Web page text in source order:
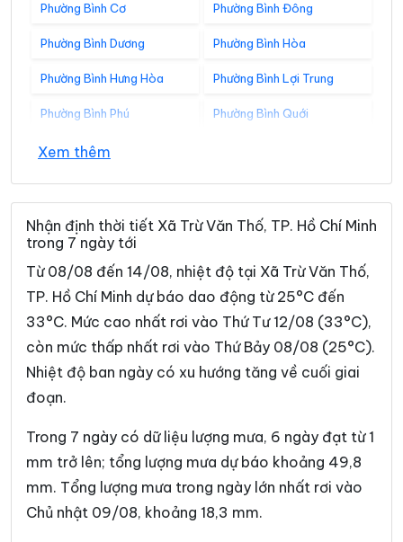
Phường Bình Cơ Phường Bình Đông
Phường Bình Dương Phường Bình Hòa
Phường Bình Hưng Hòa Phường Bình Lợi Trung
Phường Bình Phú Phường Bình Quới
Phường Bình Tân
Phường Bình Thạnh Phường Bình Thới
Phường Bình Tiên Phường Bình Trị Đông
Phường Bình Trưng
Phường Cầu Kiệu Phường Cầu Ông Lãnh
Phường Chánh Hiệp Phường Chánh Hưng
Phường Chánh Phú Hòa Phường Chợ Lớn
Phường Chợ Quán
Phường Diên Hồng Phường Đông Hòa
Phường Đông Hưng Thuận Phường Đức Nhuận
Phường Gia Định Phường Gò Vấp
Xem thêm
Nhận định thời tiết Xã Trừ Văn Thố, TP. Hồ Chí Minh
trong 7 ngày tới
Từ 08/08 đến 14/08, nhiệt độ tại Xã Trừ Văn Thố,
TP. Hồ Chí Minh dự báo dao động từ 25°C đến
33°C. Mức cao nhất rơi vào Thứ Tư 12/08 (33°C),
còn mức thấp nhất rơi vào Thứ Bảy 08/08 (25°C).
Nhiệt độ ban ngày có xu hướng tăng về cuối giai
đoạn.
Trong 7 ngày có dữ liệu lượng mưa, 6 ngày đạt từ 1
mm trở lên; tổng lượng mưa dự báo khoảng 49,8
mm. Tổng lượng mưa trong ngày lớn nhất rơi vào
Chủ nhật 09/08, khoảng 18,3 mm.